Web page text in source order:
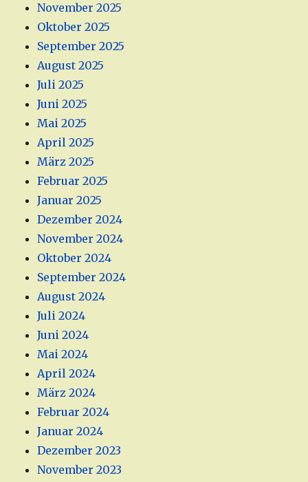
November 2025
Oktober 2025
September 2025
August 2025
Juli 2025
Juni 2025
Mai 2025
April 2025
März 2025
Februar 2025
Januar 2025
Dezember 2024
November 2024
Oktober 2024
September 2024
August 2024
Juli 2024
Juni 2024
Mai 2024
April 2024
März 2024
Februar 2024
Januar 2024
Dezember 2023
November 2023